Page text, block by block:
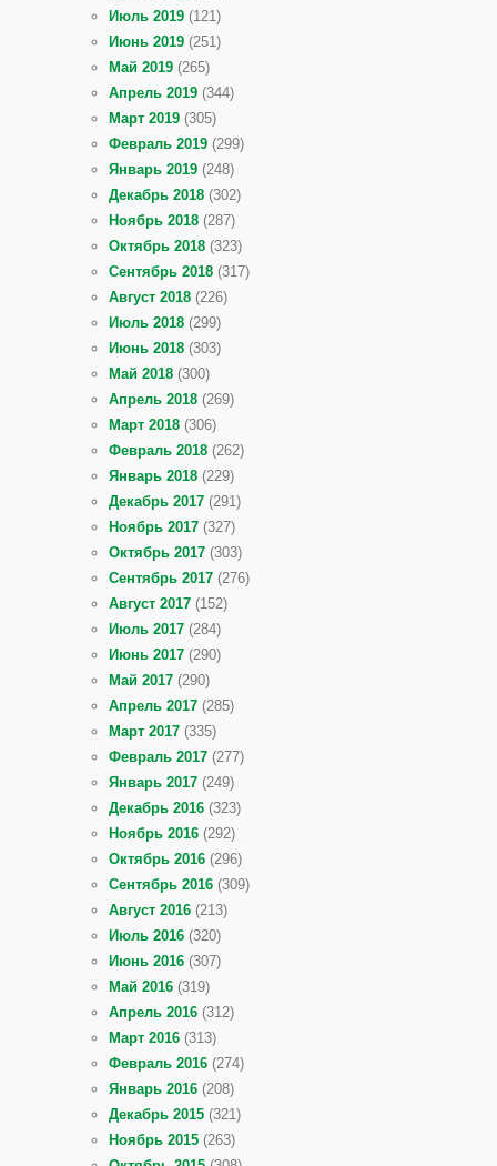
Июль 2019 (121)
Июнь 2019 (251)
Май 2019 (265)
Апрель 2019 (344)
Март 2019 (305)
Февраль 2019 (299)
Январь 2019 (248)
Декабрь 2018 (302)
Ноябрь 2018 (287)
Октябрь 2018 (323)
Сентябрь 2018 (317)
Август 2018 (226)
Июль 2018 (299)
Июнь 2018 (303)
Май 2018 (300)
Апрель 2018 (269)
Март 2018 (306)
Февраль 2018 (262)
Январь 2018 (229)
Декабрь 2017 (291)
Ноябрь 2017 (327)
Октябрь 2017 (303)
Сентябрь 2017 (276)
Август 2017 (152)
Июль 2017 (284)
Июнь 2017 (290)
Май 2017 (290)
Апрель 2017 (285)
Март 2017 (335)
Февраль 2017 (277)
Январь 2017 (249)
Декабрь 2016 (323)
Ноябрь 2016 (292)
Октябрь 2016 (296)
Сентябрь 2016 (309)
Август 2016 (213)
Июль 2016 (320)
Июнь 2016 (307)
Май 2016 (319)
Апрель 2016 (312)
Март 2016 (313)
Февраль 2016 (274)
Январь 2016 (208)
Декабрь 2015 (321)
Ноябрь 2015 (263)